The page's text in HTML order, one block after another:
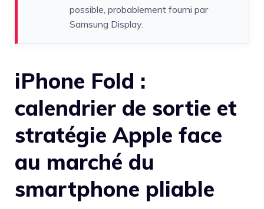
possible, probablement fourni par
Samsung Display.
iPhone Fold :
calendrier de sortie et
stratégie Apple face
au marché du
smartphone pliable